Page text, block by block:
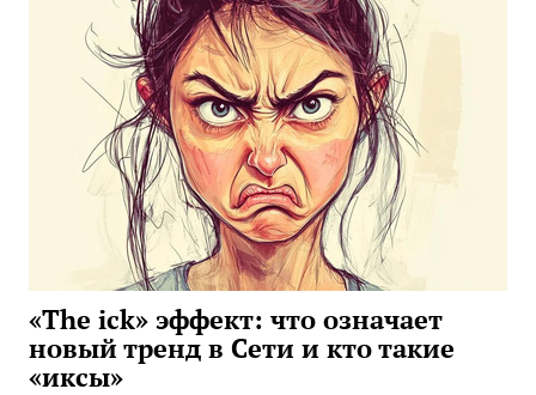
«The ick» эффект: что означает
новый тренд в Сети и кто такие
«иксы»